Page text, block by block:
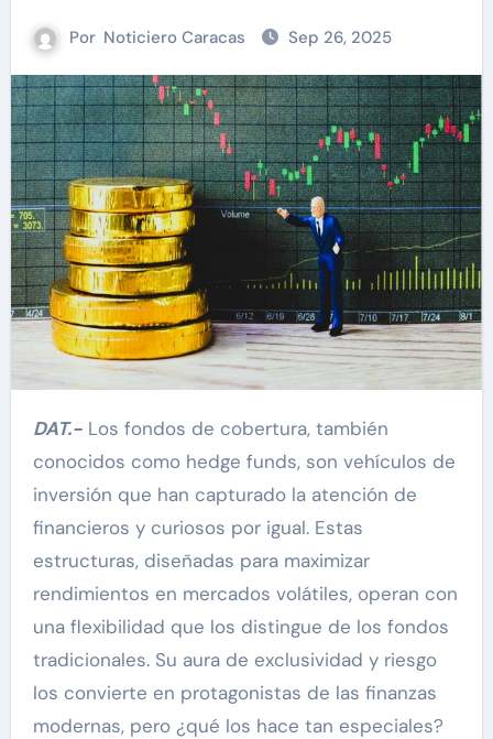
Por Noticiero Caracas Sep 26, 2025
DAT.-Los fondos de cobertura, también
conocidos como hedge funds, son vehículos de
inversión que han capturado la atención de
financieros y curiosos por igual. Estas
estructuras, diseñadas para maximizar
rendimientos en mercados volátiles, operan con
una flexibilidad que los distingue de los fondos
tradicionales. Su aura de exclusividad y riesgo
los convierte en protagonistas de las finanzas
modernas, pero ¿qué los hace tan especiales?